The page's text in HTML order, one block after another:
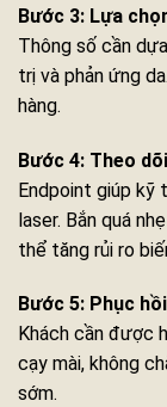
Bước 3: Lựa
Thông số cần
trị và phản ứng
hàng.
Bước 4: Theo
Endpoint giúp kỹ
laser. Bắn quá
thể tăng rủi ro
Bước 5: Phục
Khách cần được
cạy mài, không
sớm.